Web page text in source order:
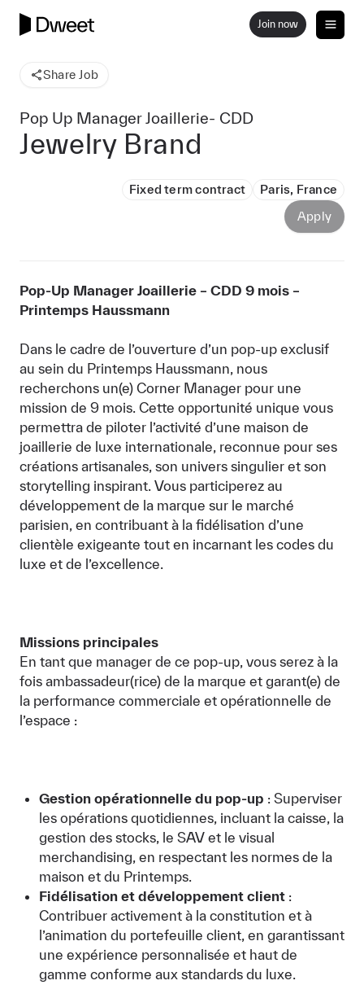
Join now
Share Job
Pop Up Manager Joaillerie- CDD
Jewelry Brand
Fixed term contract
Paris, France
Apply
Pop-Up Manager Joaillerie – CDD 9 mois –
Printemps Haussmann
Dans le cadre de l’ouverture d’un pop-up exclusif
au sein du Printemps Haussmann, nous
recherchons un(e) Corner Manager pour une
mission de 9 mois. Cette opportunité unique vous
permettra de piloter l’activité d’une maison de
joaillerie de luxe internationale, reconnue pour ses
créations artisanales, son univers singulier et son
storytelling inspirant. Vous participerez au
développement de la marque sur le marché
parisien, en contribuant à la fidélisation d’une
clientèle exigeante tout en incarnant les codes du
luxe et de l’excellence.
Missions principales
En tant que manager de ce pop-up, vous serez à la
fois ambassadeur(rice) de la marque et garant(e) de
la performance commerciale et opérationnelle de
l’espace :
Gestion opérationnelle du pop-up : Superviser
les opérations quotidiennes, incluant la caisse, la
gestion des stocks, le SAV et le visual
merchandising, en respectant les normes de la
maison et du Printemps.
Fidélisation et développement client :
Contribuer activement à la constitution et à
l’animation du portefeuille client, en garantissant
une expérience personnalisée et haut de
gamme conforme aux standards du luxe.